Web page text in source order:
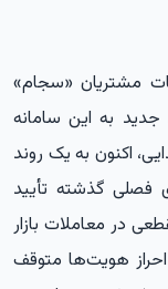
مشتریان «سجام»
به این سامانه
اکنون به یک روند
فصلی گذشته تأیید
در معاملات بازار
هویت‌ها متوقف